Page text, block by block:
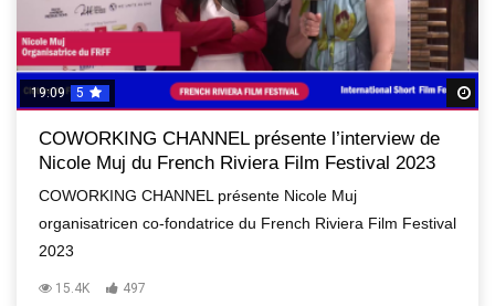
19:09 5
COWORKING CHANNEL présente l’interview de
Nicole Muj du French Riviera Film Festival 2023
COWORKING CHANNEL présente Nicole Muj
organisatricen co-fondatrice du French Riviera Film Festival
2023
15.4K 497